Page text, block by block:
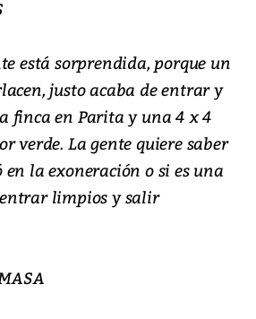
está sorprendida, porque un
justo acaba de entrar y
finca en Parita y una 4 x 4
verde. La gente quiere saber
la exoneración o si es una
limpios y salir